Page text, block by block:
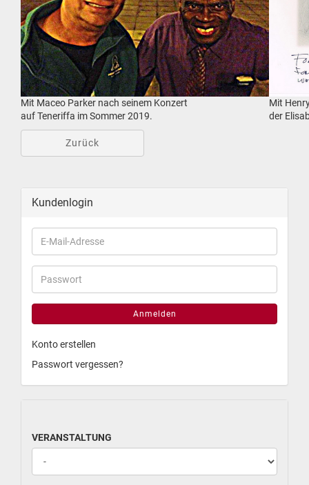
Mit Maceo Parker nach seinem Konzert
auf Teneriffa im Sommer 2019.
Mit
der
Zurück
Kundenlogin
Anmelden
Konto erstellen
Passwort vergessen?
VERANSTALTUNG